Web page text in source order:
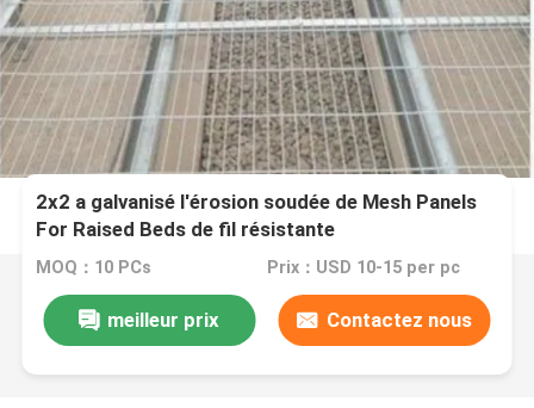
2x2 a galvanisé l'érosion soudée de Mesh Panels
For Raised Beds de fil résistante
MOQ：10 PCs Prix：USD 10-15 per pc
meilleur prix Contactez nous